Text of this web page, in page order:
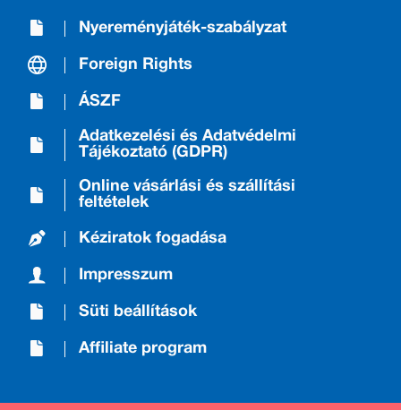
Nyereményjáték-szabályzat
Foreign Rights
ÁSZF
Adatkezelési és Adatvédelmi
Tájékoztató (GDPR)
Online vásárlási és szállítási
feltételek
Kéziratok fogadása
Impresszum
Süti beállítások
Affiliate program